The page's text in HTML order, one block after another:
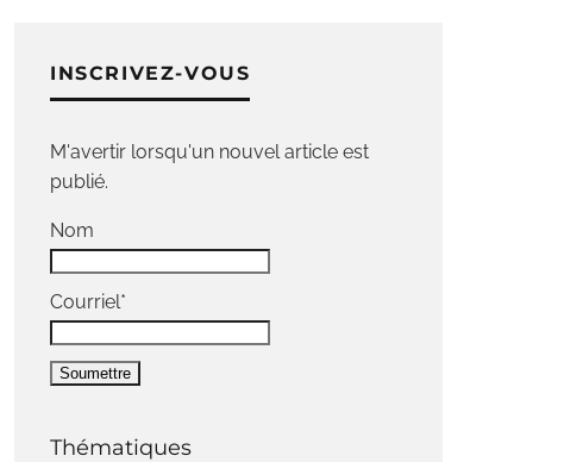
INSCRIVEZ-VOUS
M'avertir lorsqu'un nouvel article est
publié.
Nom
Courriel*
Thématiques